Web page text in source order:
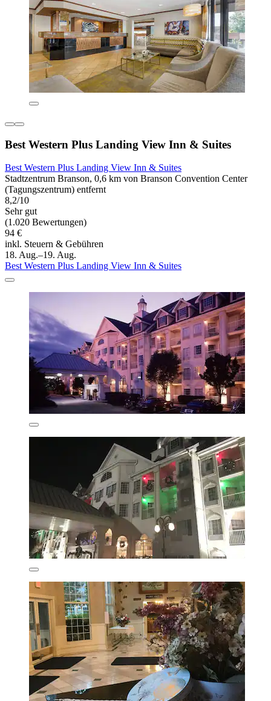
Best Western Plus Landing View Inn & Suites
Best Western Plus Landing View Inn & Suites
Stadtzentrum Branson, 0,6 km von Branson Convention Center
(Tagungszentrum) entfernt
8,2/10
Sehr gut
(1.020 Bewertungen)
94 €
inkl. Steuern & Gebühren
18. Aug.–19. Aug.
Best Western Plus Landing View Inn & Suites